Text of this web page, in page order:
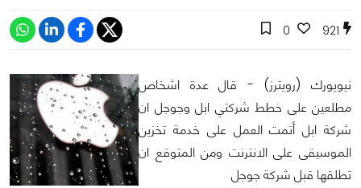
921
0
نيويورك (رويترز) - قال عدة اشخاص
مطلعين على خطط شركتي ابل وجوجل ان
شركة ابل أتمت العمل على خدمة تخزين
الموسيقى على الانترنت ومن المتوقع ان
تطلقها قبل شركة جوجل